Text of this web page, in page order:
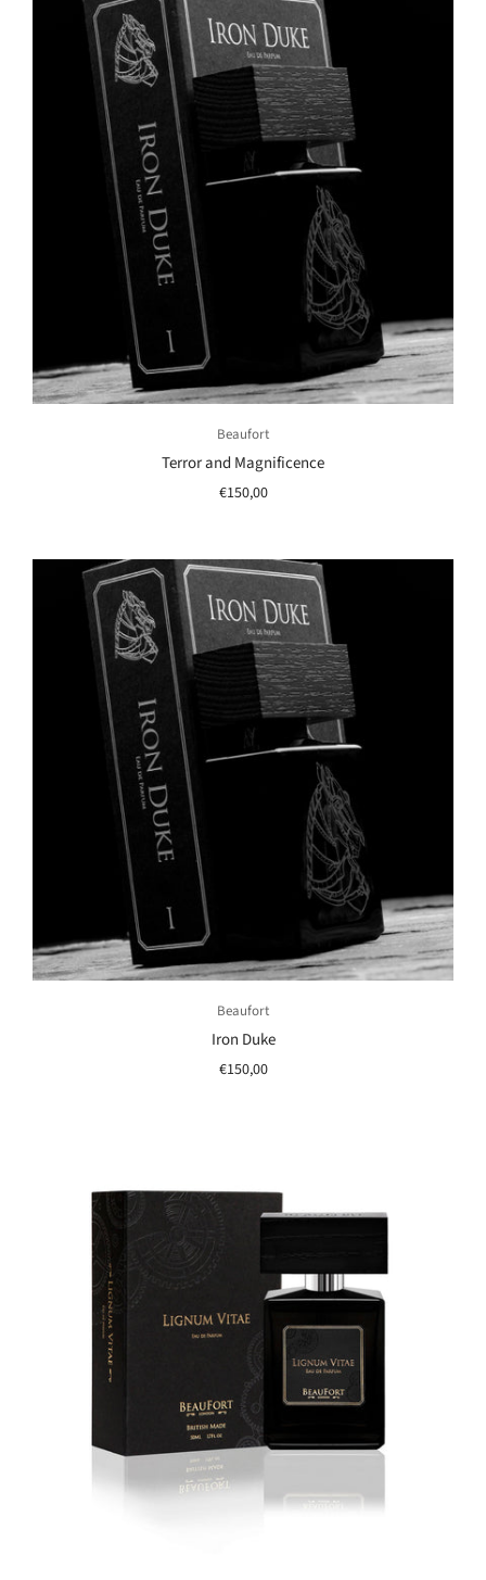
Beaufort
Terror and Magnificence
€150,00
Beaufort
Iron Duke
€150,00